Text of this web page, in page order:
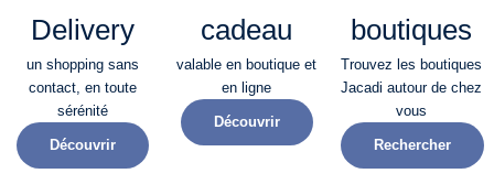
Delivery
un shopping sans
contact, en toute
sérénité​
Découvrir
cadeau
valable en boutique et
en ligne
Découvrir
boutiques
Trouvez les boutiques
Jacadi autour de chez
vous
Rechercher